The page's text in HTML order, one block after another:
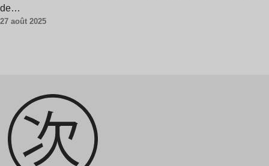
de…
27 août 2025